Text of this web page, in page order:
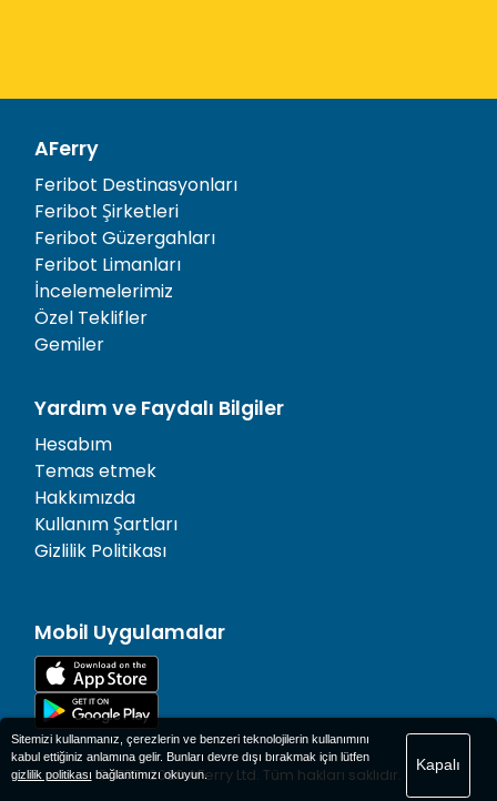
AFerry
Feribot Destinasyonları
Feribot Şirketleri
Feribot Güzergahları
Feribot Limanları
İncelemelerimiz
Özel Teklifler
Gemiler
Yardım ve Faydalı Bilgiler
Hesabım
Temas etmek
Hakkımızda
Kullanım Şartları
Gizlilik Politikası
Mobil Uygulamalar
© 1977-2026AFerry Ltd. Tüm hakları saklıdır.
Sitemizi kullanmanız, çerezlerin ve benzeri teknolojilerin kullanımını
kabul ettiğiniz anlamına gelir. Bunları devre dışı bırakmak için lütfen
gizlilik politikası bağlantımızı okuyun.
Kapalı